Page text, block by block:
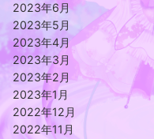
2023年6月
2023年5月
2023年4月
2023年3月
2023年2月
2023年1月
2022年12月
2022年11月